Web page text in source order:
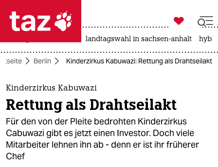
 taz zahl ich
taz zahl ich
themen
politik
öko
gesellschaft

taz zahl ich
landtagswahl in sachsen-anhalt
Berlin Kinderzirkus Kabuwazi: Rettung als Drahtseilakt
Kinderzirkus Kabuwazi
Rettung als Drahtseilakt
Für den von der Pleite bedrohten Kinderzirkus
Cabuwazi gibt es jetzt einen Investor. Doch viele
Mitarbeiter lehnen ihn ab - denn er ist ihr früherer
Chef